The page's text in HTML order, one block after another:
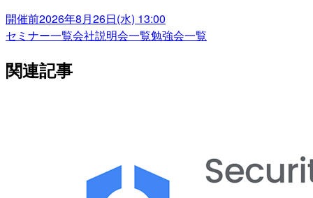
開催前2026年8月26日(水) 13:00
セミナー一覧会社説明会一覧勉強会一覧
関連記事